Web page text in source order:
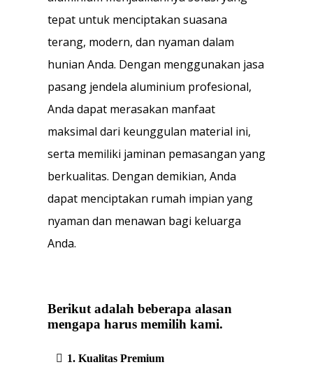
tepat untuk menciptakan suasana
terang, modern, dan nyaman dalam
hunian Anda. Dengan menggunakan jasa
pasang jendela aluminium profesional,
Anda dapat merasakan manfaat
maksimal dari keunggulan material ini,
serta memiliki jaminan pemasangan yang
berkualitas. Dengan demikian, Anda
dapat menciptakan rumah impian yang
nyaman dan menawan bagi keluarga
Anda.
Berikut adalah beberapa alasan
mengapa harus memilih kami.
1. Kualitas Premium